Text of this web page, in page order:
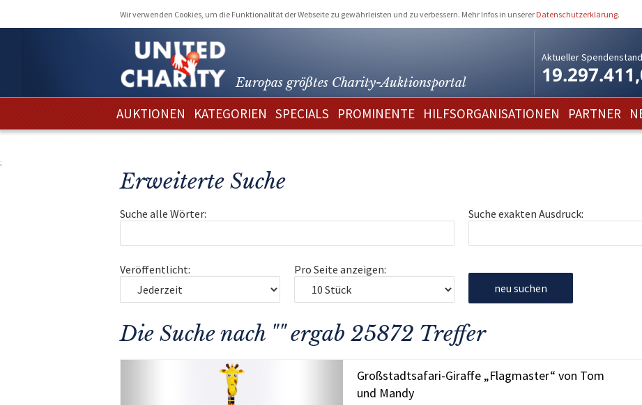
Wir verwenden Cookies, um die Funktionalität der Webseite zu gewährleisten und zu verbessern. Mehr Infos in unserer Datenschutzerklärung.
Europas größtes Charity-Auktionsportal
Aktueller
AUKTIONEN KATEGORIEN SPECIALS PROMINENTE HILFSORGANISATIONEN PARTNER
;
Erweiterte Suche
Suche alle Wörter: Suche exakten Ausdruck:
Veröffentlicht:
Pro Seite anzeigen:
neu suchen
Die Suche nach "" ergab 25872 Treffer
Großstadtsafari-Giraffe „Flagmaster“ von Tom
und Mandy